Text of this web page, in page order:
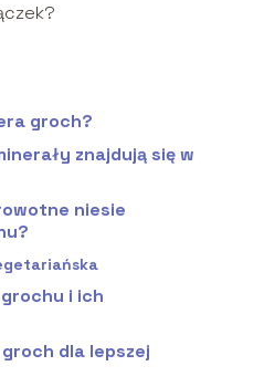
groch?
znajdują się w
niesie
i ich
dla lepszej